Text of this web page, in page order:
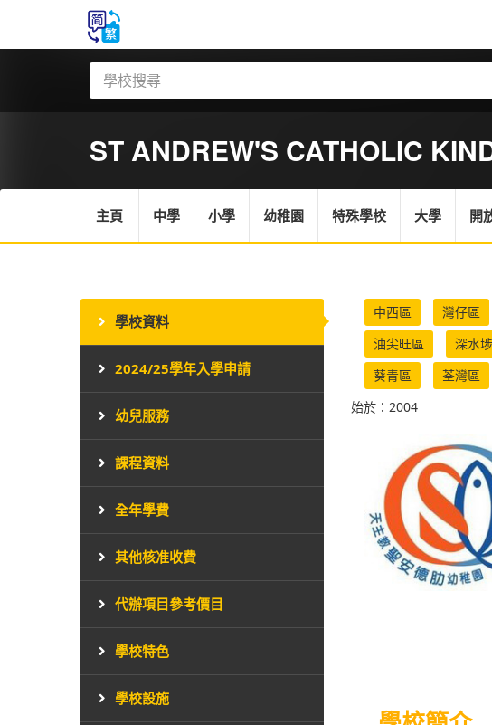
ST ANDREW'S CATHOLIC
主頁 中學 小學 幼稚園 特殊學校 大學 開
中西區 灣仔區
油尖旺區
深水
葵青區
荃灣區
始於：2004
學校資料
2024/25學年入學申請
幼兒服務
課程資料
全年學費
其他核准收費
代辦項目參考價目
學校特色
學校設施